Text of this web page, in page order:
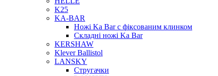
K25
KA-BAR
Ножі Ka Bar c фіксованим клинком
Складні ножі Ka Bar
KERSHAW
Klever Ballistol
LANSKY
Стругачки